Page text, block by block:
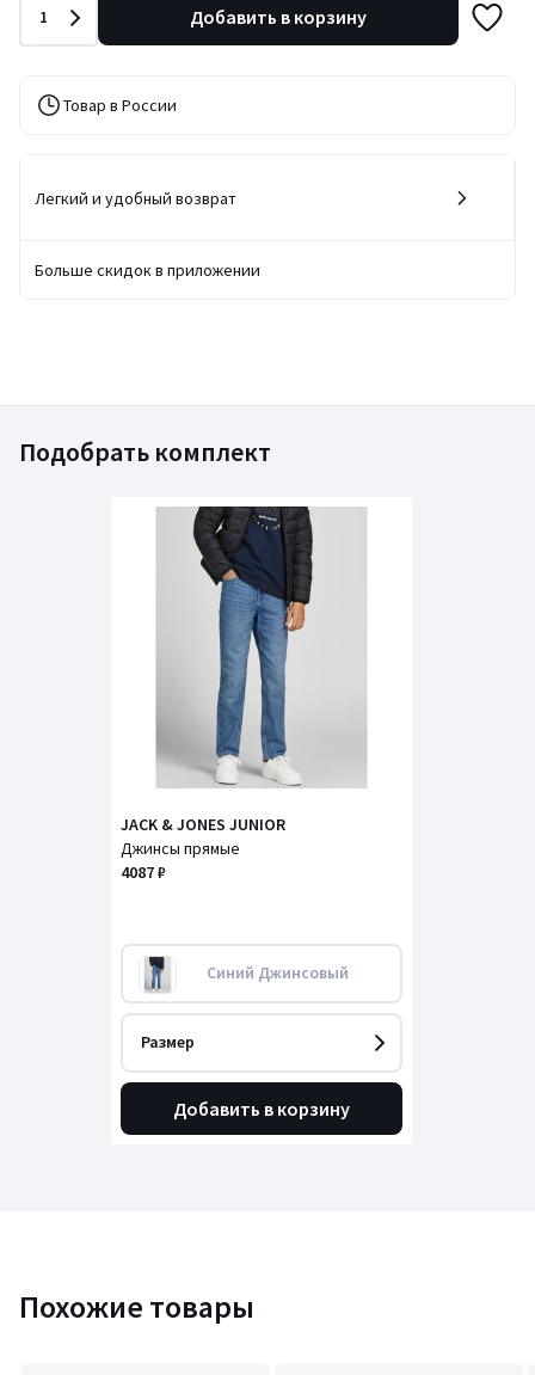
Количество
1 Добавить в корзину
Товар в России
Легкий и удобный возврат
Больше скидок в приложении
Подобрать комплект
JACK & JONES JUNIOR
Джинсы прямые
4087 ₽
Синий Джинсовый
Размер
Добавить в корзину
Похожие товары